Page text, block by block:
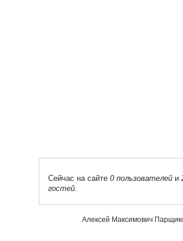
Сейчас на сайте 0 пользователей и
гостей
Алексей Максимович